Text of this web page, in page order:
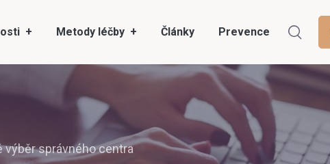
Metody léčby Články Prevence
výběr správného centra